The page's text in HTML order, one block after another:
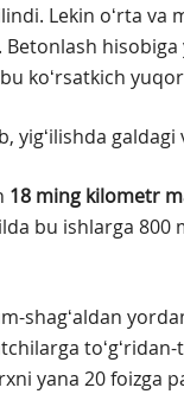
Lekin oʻrta va
hisobiga
koʻrsatkich
yigʻilishda galdagi
18 ming kilometr
bu ishlarga 800
shagʻaldan
toʻgʻridan-
yana 20 foizga